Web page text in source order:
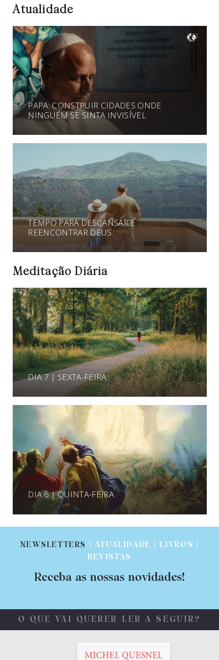
Atualidade
PAPA: CONSTRUIR CIDADES ONDE
NINGUÉM SE SINTA INVISÍVEL
TEMPO PARA DESCANSAR E
REENCONTRAR DEUS
Meditação Diária
DIA 7 | SEXTA-FEIRA
DIA 6 | QUINTA-FEIRA
NEWSLETTERS
| ATUALIDADE | LIVROS |
REVISTAS
Receba as nossas novidades!
O QUE VAI QUERER LER A SEGUIR?